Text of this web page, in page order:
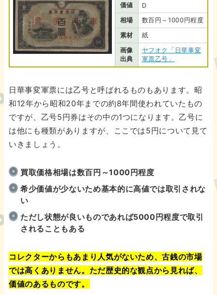
価値
D
相場
数百円～1000円程度
素材
紙
画像
出典
ヤフオク「日華事変
軍票乙号」
日華事変軍票には乙号と呼ばれるものもあります。昭
和12年から昭和20年までの約8年間使われていたもの
ですが、乙号5円券はその中の1つになります。乙号に
は他にも種類がありますが、ここでは5円について見て
いきましょう。
買取価格相場は数百円～1000円程度
希少価値が少ないため基本的に高値では取引されな
い
ただし状態が良いものであれば5000円程度で取引
されることもある
コレクターからもあまり人気がないため、古銭の市場
では高くありません。ただ歴史的な観点から見れば、
価値のあるものです。